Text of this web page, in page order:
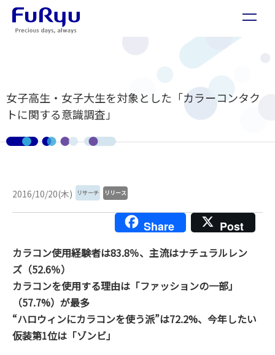
女子高生・女子大生を対象とした「カラーコンタク
トに関する意識調査」
2016/10/20(木) リサーチ リリース
Share Post
カラコン使用経験者は83.8％、主流はナチュラルレン
ズ（52.6％）
カラコンを使用する理由は「ファッションの一部」
（57.7%）が最多
“ハロウィンにカラコンを使う派”は72.2%、今年したい
仮装第1位は「ゾンビ」